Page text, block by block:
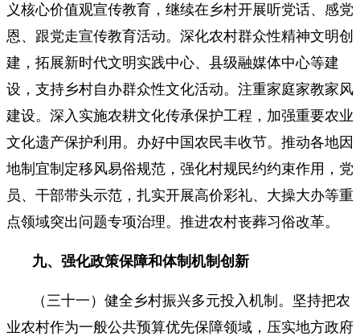
义核心价值观宣传教育，继续在乡村开展听党话、感党
恩、跟党走宣传教育活动。深化农村群众性精神文明创
建，拓展新时代文明实践中心、县级融媒体中心等建
设，支持乡村自办群众性文化活动。注重家庭家教家风
建设。深入实施农耕文化传承保护工程，加强重要农业
文化遗产保护利用。办好中国农民丰收节。推动各地因
地制宜制定移风易俗规范，强化村规民约约束作用，党
员、干部带头示范，扎实开展高价彩礼、大操大办等重
点领域突出问题专项治理。推进农村丧葬习俗改革。
九、强化政策保障和体制机制创新
（三十一）健全乡村振兴多元投入机制。坚持把农
业农村作为一般公共预算优先保障领域，压实地方政府